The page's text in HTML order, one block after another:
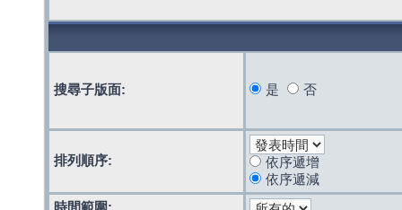
搜尋子版面: 是 否
排列順序:
依序遞增
依序遞減